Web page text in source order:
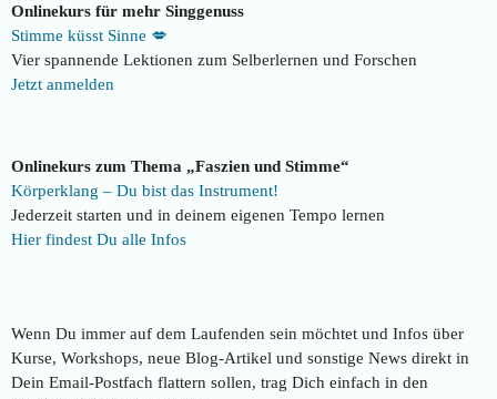
Onlinekurs für mehr Singgenuss
Stimme küsst Sinne 💋
Vier spannende Lektionen zum Selberlernen und Forschen
Jetzt anmelden
Onlinekurs zum Thema „Faszien und Stimme“
Körperklang – Du bist das Instrument!
Jederzeit starten und in deinem eigenen Tempo lernen
Hier findest Du alle Infos
Wenn Du immer auf dem Laufenden sein möchtet und Infos über
Kurse, Workshops, neue Blog-Artikel und sonstige News direkt in
Dein Email-Postfach flattern sollen, trag Dich einfach in den